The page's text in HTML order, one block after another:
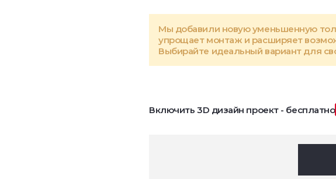
Мы добавили новую уменьшенную
упрощает монтаж и расширяет
Выбирайте идеальный вариант для
Включить 3D дизайн проект - бесплатно